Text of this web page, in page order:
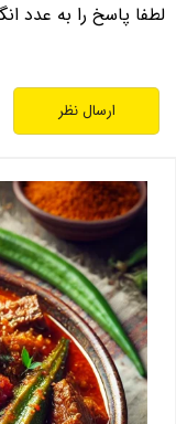
لطفا پاسخ را به عدد